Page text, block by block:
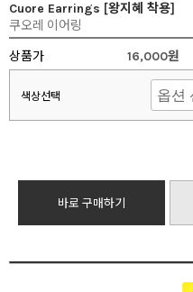
Cuore Earrings [왕지혜 착용]
쿠오레 이어링
상품가
16,000원
색상선택
바로 구매하기